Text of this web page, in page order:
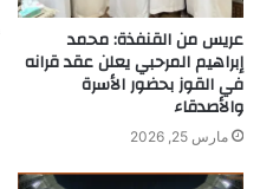
عريس من القنفذة: محمد
إبراهيم المرحبي يعلن عقد قرانه
في القوز بحضور الأسرة
والأصدقاء
مارس 25, 2026